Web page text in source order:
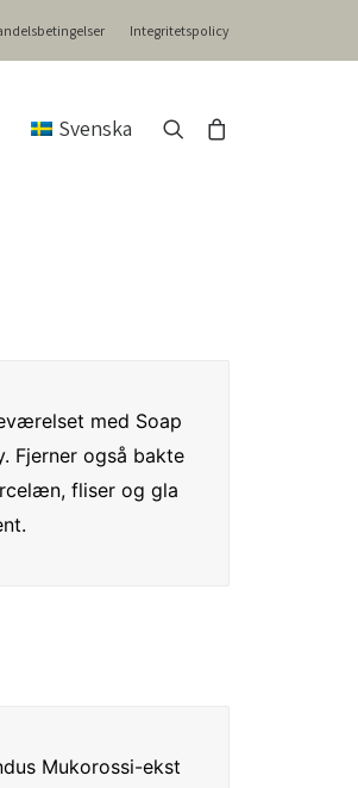
Integritetspolicy
Svenska
med Soap
Fjerner også bakte
fliser og gla
Mukorossi-ekst